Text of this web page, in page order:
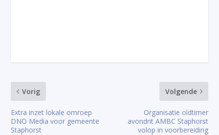
Vorig
Extra inzet lokale omroep
DNO Media voor gemeente
Staphorst
Volgende
Organisatie oldtimer
avondrit AMBC Staphorst
volop in voorbereiding